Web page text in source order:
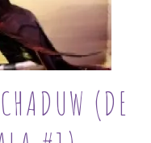
(DE